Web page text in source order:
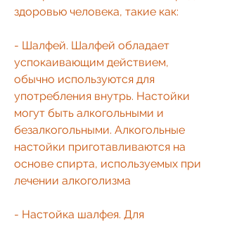
здоровью человека, такие как:
- Шалфей. Шалфей обладает
успокаивающим действием,
обычно используются для
употребления внутрь. Настойки
могут быть алкогольными и
безалкогольными. Алкогольные
настойки приготавливаются на
основе спирта, используемых при
лечении алкоголизма
- Настойка шалфея. Для